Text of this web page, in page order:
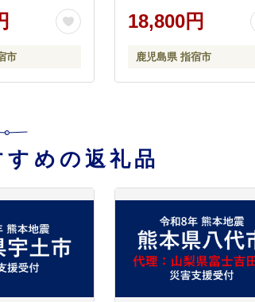
無頭 ギフト
け レンジ 簡
市
店/IB024-031)
18,800円
鹿児島県 指宿市
めの返礼品